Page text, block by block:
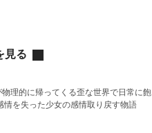
見る
理的に帰ってくる歪な世界で日常に
情を失った少女の感情取り戻す物語